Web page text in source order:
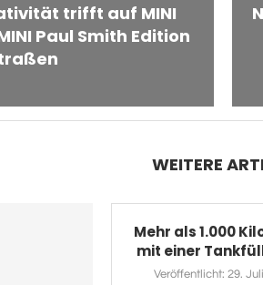
trifft auf MINI
Paul Smith Edition
WEITERE
Mehr als 1.000
mit einer
Veröffentlicht: 29.